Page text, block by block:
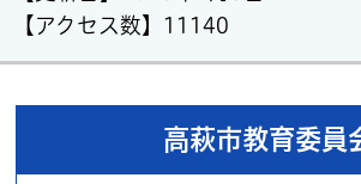
【アクセス数】 11140
高萩市教育委員